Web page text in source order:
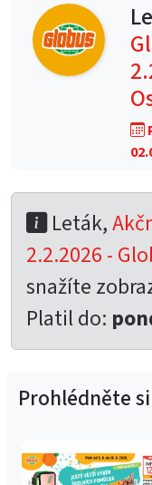
Leták,
2.2.2026 -
snažíte
Platil do:
Prohlédněte